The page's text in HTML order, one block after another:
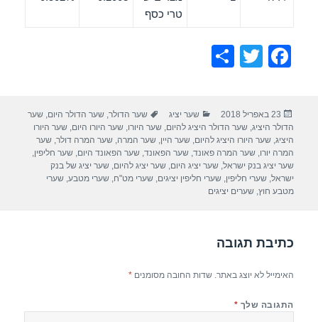
טרי כסף
F
e
b
o
o
T
er
e
פורסם
בתאריך
23 באפריל 2018 קטגוריות
שער יציג תגיות
שער הדולר,שער הדולר היום,שער
הדולר היציג,שער הדולר היציג להיום,שער היורו,שער היורו היום,שער היורו
היציג,שער היורו היציג להיום,שער היין,שער המרה,שער המרה דולר,שער
המרה יורו,שער המרה פאונד,שער הפאונד,שער הפאונד היום,שער חליפין,
שער יציג בנק ישראל,שער יציג היום,שער יציג להיום,שער יציג של בנק
ישראל,שערי חליפין,שערי חליפין יציגים,שערי מט"ח,שערי מטבע,שערי
מטבע חוץ,שערים יציגים
כתיבת תגובה
האימייל לא יוצג באתר. שדות החובה מסומנים*
התגובה שלך *